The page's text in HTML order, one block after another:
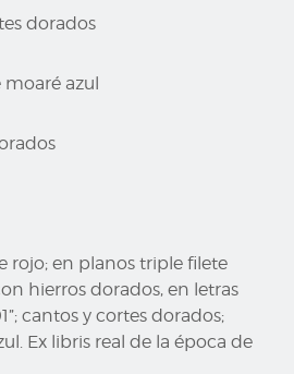
dorados
moaré azul
rojo; en planos triple filete
hierros dorados, en letras
cantos y cortes dorados;
Ex libris real de la época de